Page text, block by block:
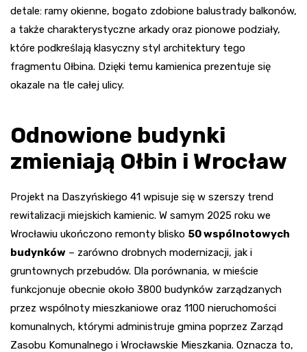
detale: ramy okienne, bogato zdobione balustrady balkonów,
a także charakterystyczne arkady oraz pionowe podziały,
które podkreślają klasyczny styl architektury tego
fragmentu Ołbina. Dzięki temu kamienica prezentuje się
okazale na tle całej ulicy.
Odnowione budynki
zmieniają Ołbin i Wrocław
Projekt na Daszyńskiego 41 wpisuje się w szerszy trend
rewitalizacji miejskich kamienic. W samym 2025 roku we
Wrocławiu ukończono remonty blisko 50 wspólnotowych
budynków – zarówno drobnych modernizacji, jak i
gruntownych przebudów. Dla porównania, w mieście
funkcjonuje obecnie około 3800 budynków zarządzanych
przez wspólnoty mieszkaniowe oraz 1100 nieruchomości
komunalnych, którymi administruje gmina poprzez Zarząd
Zasobu Komunalnego i Wrocławskie Mieszkania. Oznacza to,